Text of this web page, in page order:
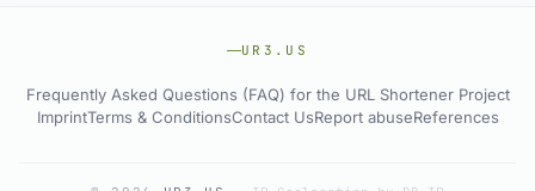
UR3.US
Frequently Asked Questions (FAQ) for the URL Shortener Project
ImprintTerms & ConditionsContact UsReport abuseReferences